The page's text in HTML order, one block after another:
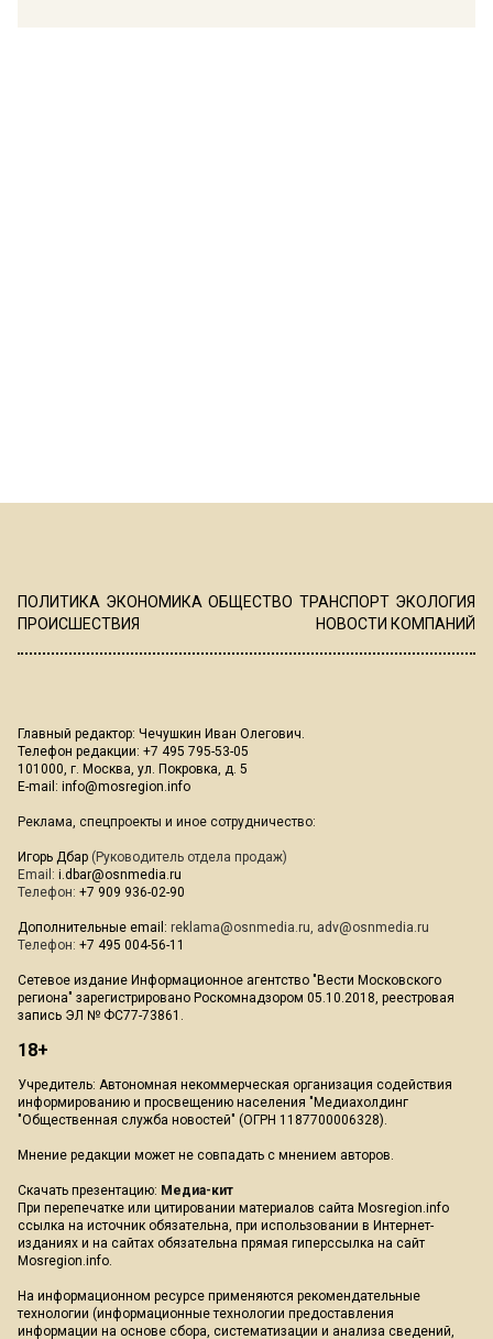
ПОЛИТИКА ЭКОНОМИКА ОБЩЕСТВО ТРАНСПОРТ ЭКОЛОГИЯ
ПРОИСШЕСТВИЯ
НОВОСТИ КОМПАНИЙ
Главный редактор: Чечушкин Иван Олегович.
Телефон редакции: +7 495 795-53-05
101000, г. Москва, ул. Покровка, д. 5
E-mail: info@mosregion.info
Реклама, спецпроекты и иное сотрудничество:
Игорь Дбар (Руководитель отдела продаж)
Email: i.dbar@osnmedia.ru
Телефон: +7 909 936-02-90
Дополнительные email: reklama@osnmedia.ru, adv@osnmedia.ru
Телефон: +7 495 004-56-11
Сетевое издание Информационное агентство "Вести Московского
региона" зарегистрировано Роскомнадзором 05.10.2018, реестровая
запись ЭЛ № ФС77-73861.
18+
Учредитель: Автономная некоммерческая организация содействия
информированию и просвещению населения "Медиахолдинг
"Общественная служба новостей" (ОГРН 1187700006328).
Мнение редакции может не совпадать с мнением авторов.
Скачать презентацию: Медиа-кит
При перепечатке или цитировании материалов сайта Mosregion.info
ссылка на источник обязательна, при использовании в Интернет-
изданиях и на сайтах обязательна прямая гиперссылка на сайт
Mosregion.info.
На информационном ресурсе применяются рекомендательные
технологии (информационные технологии предоставления
информации на основе сбора, систематизации и анализа сведений,